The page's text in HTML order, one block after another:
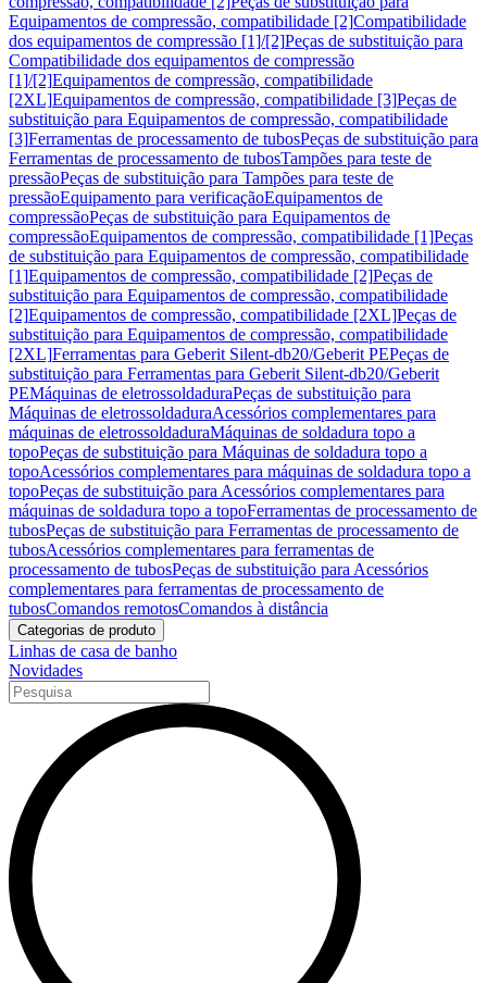
Equipamentos de compressão, compatibilidade [2]Compatibilidade
dos equipamentos de compressão [1]/[2]Peças de substituição para
Compatibilidade dos equipamentos de compressão
[1]/[2]Equipamentos de compressão, compatibilidade
[2XL]Equipamentos de compressão, compatibilidade [3]Peças de
substituição para Equipamentos de compressão, compatibilidade
[3]Ferramentas de processamento de tubosPeças de substituição para
Ferramentas de processamento de tubosTampões para teste de
pressãoPeças de substituição para Tampões para teste de
pressãoEquipamento para verificaçãoEquipamentos de
compressãoPeças de substituição para Equipamentos de
compressãoEquipamentos de compressão, compatibilidade [1]Peças
de substituição para Equipamentos de compressão, compatibilidade
[1]Equipamentos de compressão, compatibilidade [2]Peças de
substituição para Equipamentos de compressão, compatibilidade
[2]Equipamentos de compressão, compatibilidade [2XL]Peças de
substituição para Equipamentos de compressão, compatibilidade
[2XL]Ferramentas para Geberit Silent-db20/Geberit PEPeças de
substituição para Ferramentas para Geberit Silent-db20/Geberit
PEMáquinas de eletrossoldaduraPeças de substituição para
Máquinas de eletrossoldaduraAcessórios complementares para
máquinas de eletrossoldaduraMáquinas de soldadura topo a
topoPeças de substituição para Máquinas de soldadura topo a
topoAcessórios complementares para máquinas de soldadura topo a
topoPeças de substituição para Acessórios complementares para
máquinas de soldadura topo a topoFerramentas de processamento de
tubosPeças de substituição para Ferramentas de processamento de
tubosAcessórios complementares para ferramentas de
processamento de tubosPeças de substituição para Acessórios
complementares para ferramentas de processamento de
tubosComandos remotosComandos à distância
Categorias de produto
Linhas de casa de banho
Novidades